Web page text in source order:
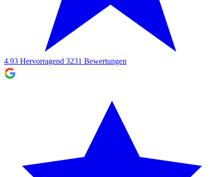
4.93 Hervorragend 3231 Bewertungen